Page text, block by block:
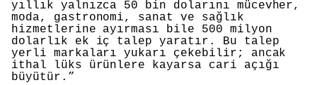
yıllık yalnızca 50 bin dolarını mücevher,
moda, gastronomi, sanat ve sağlık
hizmetlerine ayırması bile 500 milyon
dolarlık ek iç talep yaratır. Bu talep
yerli markaları yukarı çekebilir; ancak
ithal lüks ürünlere kayarsa cari açığı
büyütür.”